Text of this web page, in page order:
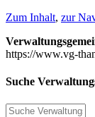
Zum Inhalt, zur
https://www.vg-
Suche